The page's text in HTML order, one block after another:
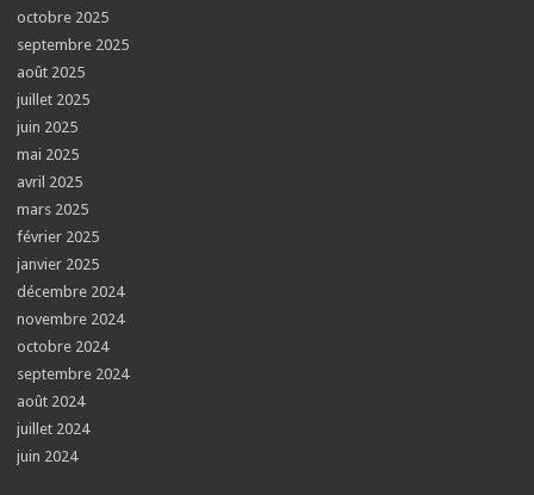
octobre 2025
septembre 2025
août 2025
juillet 2025
juin 2025
mai 2025
avril 2025
mars 2025
février 2025
janvier 2025
décembre 2024
novembre 2024
octobre 2024
septembre 2024
août 2024
juillet 2024
juin 2024